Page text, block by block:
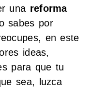
una reforma
sabes por
en este
ideas,
para que tu
sea, luzca